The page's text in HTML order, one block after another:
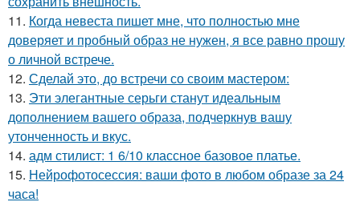
11. Когда невеста пишет мне, что полностью мне
доверяет и пробный образ не нужен, я все равно прошу
о личной встрече.
12. Сделай это, до встречи со своим мастером:
13. Эти элегантные серьги станут идеальным
дополнением вашего образа, подчеркнув вашу
утонченность и вкус.
14. адм стилист: 1 6/10 классное базовое платье.
15. Нейрофотосессия: ваши фото в любом образе за 24
часа!